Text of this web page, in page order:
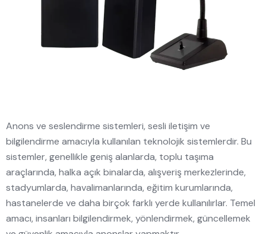
Anons ve seslendirme sistemleri, sesli iletişim ve
bilgilendirme amacıyla kullanılan teknolojik sistemlerdir. Bu
sistemler, genellikle geniş alanlarda, toplu taşıma
araçlarında, halka açık binalarda, alışveriş merkezlerinde,
stadyumlarda, havalimanlarında, eğitim kurumlarında,
hastanelerde ve daha birçok farklı yerde kullanılırlar. Temel
amacı, insanları bilgilendirmek, yönlendirmek, güncellemek